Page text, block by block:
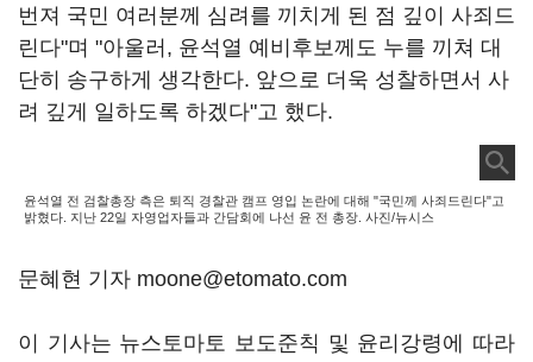
번져 국민 여러분께 심려를 끼치게 된 점 깊이 사죄드
린다"며 "아울러, 윤석열 예비후보께도 누를 끼쳐 대
단히 송구하게 생각한다. 앞으로 더욱 성찰하면서 사
려 깊게 일하도록 하겠다"고 했다.
윤석열 전 검찰총장 측은 퇴직 경찰관 캠프 영입 논란에 대해 "국민께 사죄드린다"고
밝혔다. 지난 22일 자영업자들과 간담회에 나선 윤 전 총장. 사진/뉴시스
문혜현 기자 moone@etomato.com
이 기사는 뉴스토마토 보도준칙 및 윤리강령에 따라